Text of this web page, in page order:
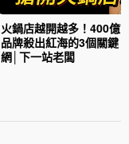
火鍋店越開越多！400億
品牌殺出紅海的3個關鍵
網│下一站老闆